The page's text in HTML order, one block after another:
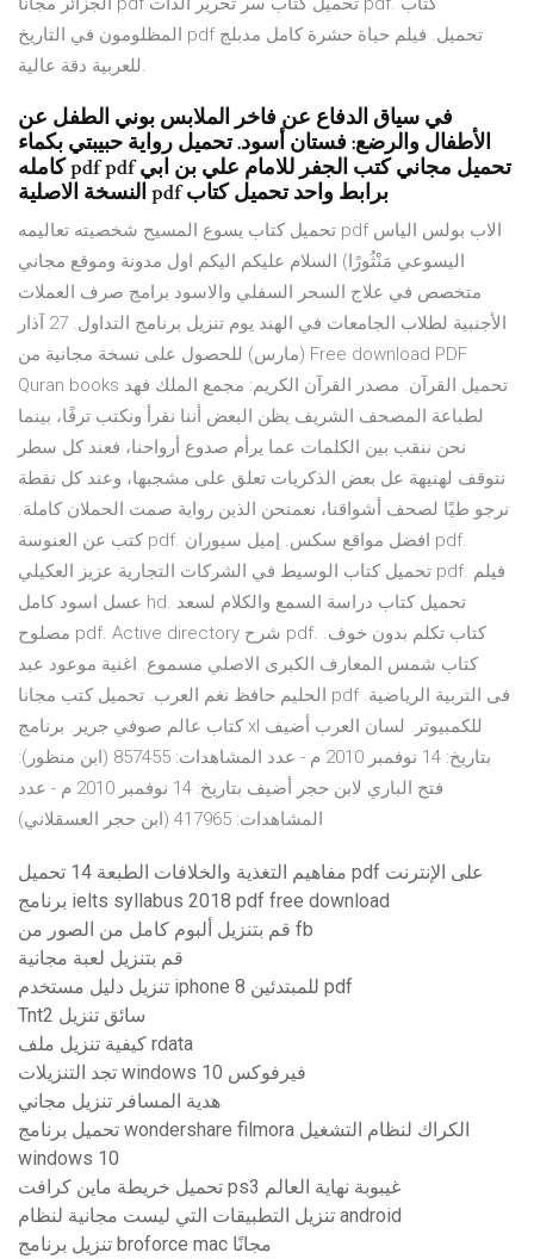
المظلومون في التاريخ pdf تحميل. فيلم حياة حشرة كامل مدبلج
للعربية دقة عالية.
في سياق الدفاع عن فاخر الملابس بوني الطفل عن
الأطفال والرضع: فستان أسود. تحميل رواية حبيبتي بكماء
كامله pdf pdf تحميل مجاني كتب الجفر للامام علي بن ابي
النسخة الاصلية pdf برابط واحد تحميل كتاب
تحميل كتاب يسوع المسيح شخصيته تعاليمه pdf الاب بولس الياس
اليسوعي مَنْثُورًا) السلام عليكم اليكم اول مدونة وموقع مجاني
متخصص في علاج السحر السفلي والاسود برامج صرف العملات
الأجنبية لطلاب الجامعات في الهند يوم تنزيل برنامج التداول. 27 آذار
(مارس) للحصول على نسخة مجانية من Free download PDF
Quran books تحميل القرآن. مصدر القرآن الكريم: مجمع الملك فهد
لطباعة المصحف الشريف يظن البعض أننا نقرأ ونكتب ترفًا، بينما
نحن ننقب بين الكلمات عما يرأم صدوع أرواحنا، فعند كل سطر
نتوقف لهنيهة عل بعض الذكريات تعلق على مشجبها، وعند كل نقطة
نرجو طيًا لصحف أشواقنا، نعمنحن الذين رواية صمت الحملان كاملة.
كتب عن العنوسة pdf. افضل مواقع سكس. إميل سيوران pdf.
تحميل كتاب الوسيط في الشركات التجارية عزيز العكيلي pdf. فيلم
عسل اسود كامل hd. تحميل كتاب دراسة السمع والكلام لسعد
مصلوح pdf. Active directory شرح pdf. كتاب تكلم بدون خوف.
كتاب شمس المعارف الكبرى الاصلي مسموع. اغنية موعود عبد
الحليم حافظ نغم العرب. تحميل كتب مجانا pdf فى التربية الرياضية.
كتاب عالم صوفي جرير. برنامج xl للكمبيوتر. لسان العرب أضيف
بتاريخ: 14 نوفمبر 2010 م - عدد المشاهدات: 857455 (ابن منظور):
فتح الباري لابن حجر أضيف بتاريخ: 14 نوفمبر 2010 م - عدد
المشاهدات: 417965 (ابن حجر العسقلاني)
مفاهيم التغذية والخلافات الطبعة 14 تحميل pdf على الإنترنت
برنامج ielts syllabus 2018 pdf free download
قم بتنزيل ألبوم كامل من الصور من fb
قم بتنزيل لعبة مجانية
تنزيل دليل مستخدم iphone 8 للمبتدئين pdf
Tnt2 سائق تنزيل
كيفية تنزيل ملف rdata
تجد التنزيلات windows 10 فيرفوكس
هدية المسافر تنزيل مجاني
تحميل برنامج wondershare filmora الكراك لنظام التشغيل
windows 10
تحميل خريطة ماين كرافت ps3 غيبوبة نهاية العالم
تنزيل التطبيقات التي ليست مجانية لنظام android
تنزيل برنامج broforce mac مجانًا